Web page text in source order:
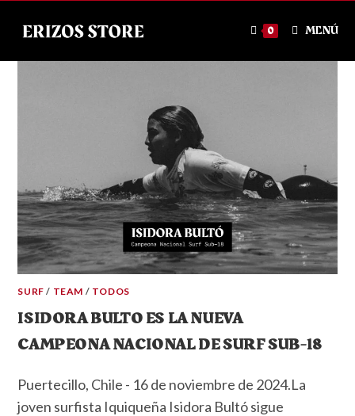
0 MENÚ
SURF / TEAM / TODOS
ISIDORA BULTO ES LA NUEVA
CAMPEONA NACIONAL DE SURF SUB-18
Puertecillo, Chile - 16 de noviembre de 2024.La
joven surfista Iquiqueña Isidora Bultó sigue